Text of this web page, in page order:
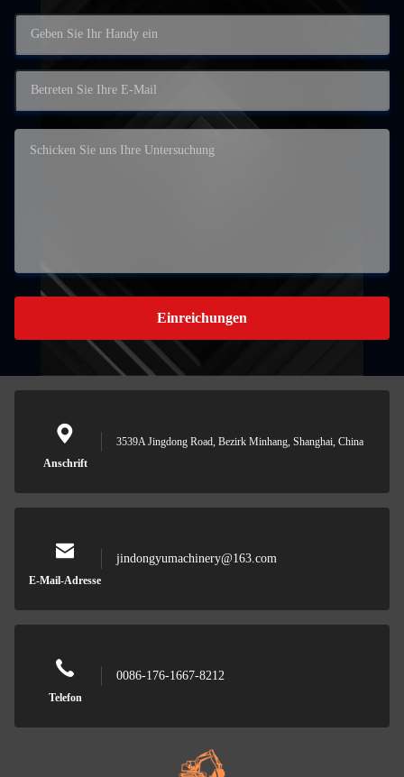
Einreichungen
Anschrift
3539A Jingdong Road, Bezirk Minhang, Shanghai, China
E-Mail-Adresse
jindongyumachinery@163.com
Telefon
0086-176-1667-8212